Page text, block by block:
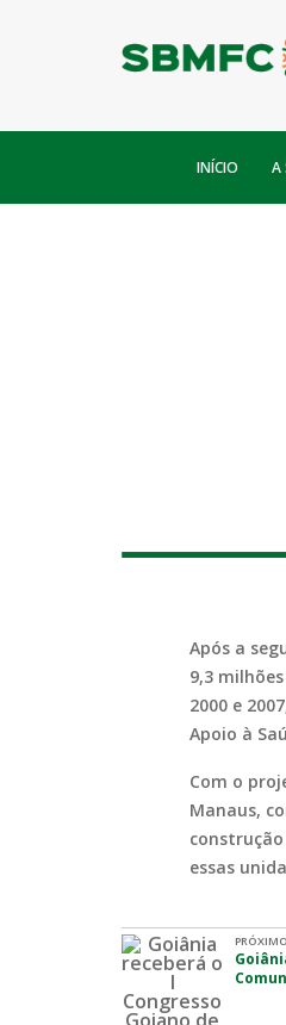
INÍCIO A
Após a
9,3
2000 e
Apoio à
Com o
Manaus,
essas
PRÓXIMO